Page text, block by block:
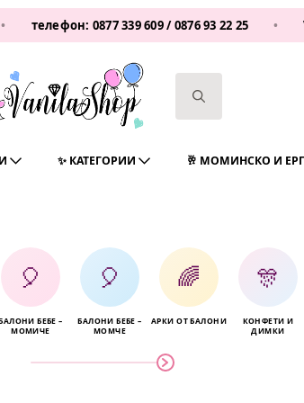
0877 339 609/0876 93 22 25 •
✨ КАТЕГОРИИ 🥂 МОМИНСКО И
🎈
БЕБЕ –
МОМИЧЕ
🎈
БАЛОНИ БЕБЕ –
МОМЧЕ
🌈
АРКИ ОТ БАЛОНИ
🎊
КОНФЕТИ И
ДИМКИ